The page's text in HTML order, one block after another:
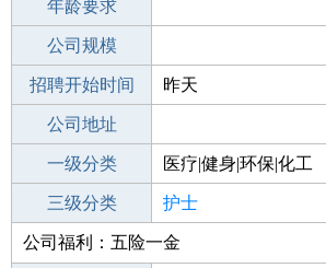
工作经验
年龄要求
工作地点
公司规模
公司电话
招聘开始时间 昨天
招聘结束时间
公司地址
一级分类 医疗|健身|环保|化工
二级分类 医疗/护理
三级分类 护士
其他行业
公司福利：五险一金